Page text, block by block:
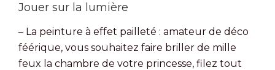
Jouer sur la lumière
– La peinture à effet pailleté : amateur de déco
féérique, vous souhaitez faire briller de mille
feux la chambre de votre princesse, filez tout